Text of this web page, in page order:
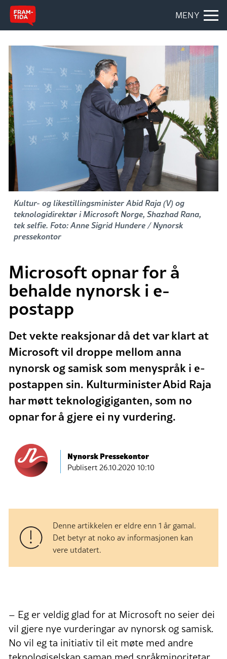
MENY
Kultur- og likestillingsminister Abid Raja (V) og
teknologidirektør i Microsoft Norge, Shazhad Rana,
tek selfie. Foto: Anne Sigrid Hundere / Nynorsk
pressekontor
Microsoft opnar for å
behalde nynorsk i e-
postapp
Det vekte reaksjonar då det var klart at
Microsoft vil droppe mellom anna
nynorsk og samisk som menyspråk i e-
postappen sin. Kulturminister Abid Raja
har møtt teknologigiganten, som no
opnar for å gjere ei ny vurdering.
Nynorsk Pressekontor
Publisert26.10.2020 10:10
Denne artikkelen er eldre enn 1 år gamal.
Det betyr at noko av informasjonen kan
vere utdatert.
– Eg er veldig glad for at Microsoft no seier dei
vil gjere nye vurderingar av nynorsk og samisk.
No vil eg ta initiativ til eit møte med andre